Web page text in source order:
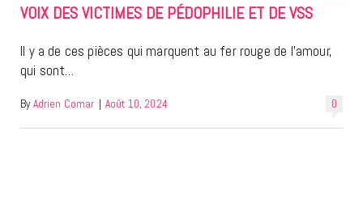
VOIX DES VICTIMES DE PÉDOPHILIE ET DE VSS
Il y a de ces pièces qui marquent au fer rouge de l’amour,
qui sont…
0
By Adrien Comar | Août 10, 2024